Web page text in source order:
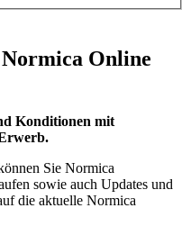
Online
Konditionen mit
Sie Normica
sowie auch Updates und
die aktuelle Normica